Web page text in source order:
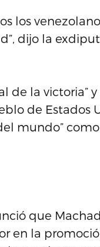
los
dijo la
de la victoria”
de Estados
mundo”
que
en la